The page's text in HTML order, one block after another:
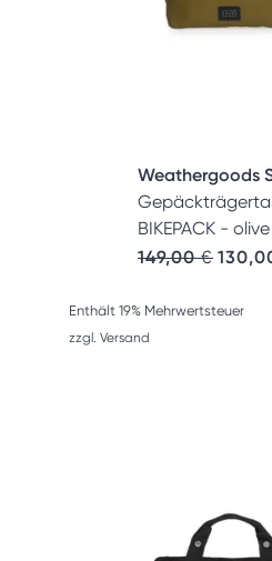
Weathergoods
BIKEPACK - olive
149,00€
Enthält 19% Mehrwertsteuer
zzgl. Versand